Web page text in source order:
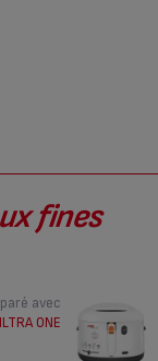
fines
avec
ONE